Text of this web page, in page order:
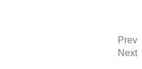
Prev
Next